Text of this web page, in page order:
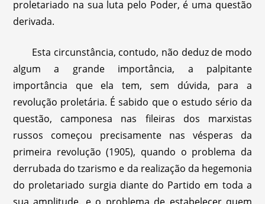
proletariado na sua luta pelo Poder, é uma questão
derivada.
Esta circunstância, contudo, não deduz de modo
algum a grande importância, a palpitante
importância que ela tem, sem dúvida, para a
revolução proletária. É sabido que o estudo sério da
questão, camponesa nas fileiras dos marxistas
russos começou precisamente nas vésperas da
primeira revolução (1905), quando o problema da
derrubada do tzarismo e da realização da hegemonia
do proletariado surgia diante do Partido em toda a